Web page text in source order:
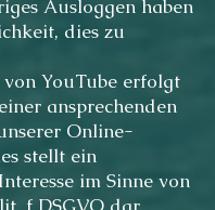
Ausloggen haben
dies zu
YouTube erfolgt
ansprechenden
Online-
stellt ein
im Sinne von